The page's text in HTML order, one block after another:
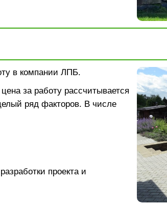
в компании ЛПБ.
за работу рассчитывается
ряд факторов. В числе
проекта и